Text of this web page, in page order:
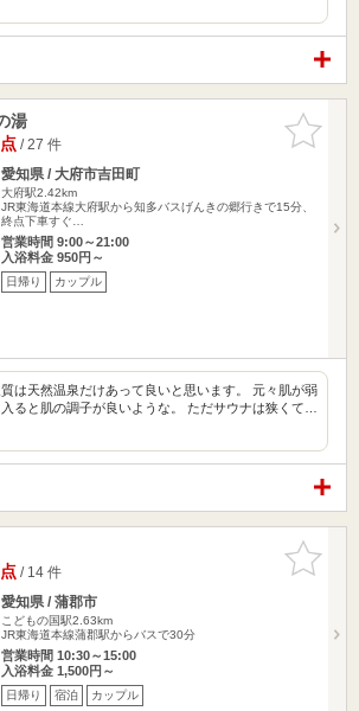
お気に入
りに追加
湯
/ 27 件
愛知県 / 大府市吉田町
大府駅2.42km
JR東海道本線大府駅から知多バスげんきの郷行きで15分、
終点下車すぐ…
営業時間 9:00～21:00
入浴料金 950円～
日帰り カップル
は天然温泉だけあって良いと思います。 元々肌が弱
入ると肌の調子が良いような。 ただサウナは狭くて…
お気に入
りに追加
/ 14 件
愛知県 / 蒲郡市
こどもの国駅2.63km
JR東海道本線蒲郡駅からバスで30分
営業時間 10:30～15:00
入浴料金 1,500円～
日帰り 宿泊 カップル